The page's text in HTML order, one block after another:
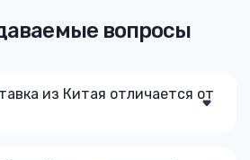
вопросы
из Китая отличается от